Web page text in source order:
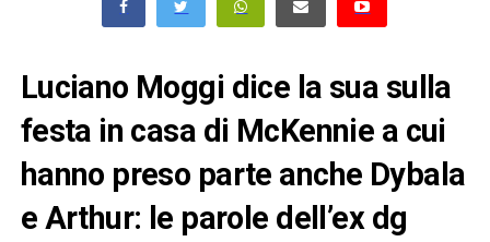
Luciano Moggi dice la sua sulla
festa in casa di McKennie a cui
hanno preso parte anche Dybala
e Arthur: le parole dell’ex dg